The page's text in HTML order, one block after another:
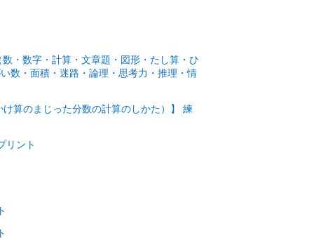
・数字・計算・文章題・図形・たし算・ひ
数・面積・迷路・論理・思考力・推理・情
算のまじった分数の計算のしかた）】 練
リント